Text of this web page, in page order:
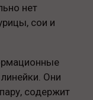
нет
сои и
Они
содержит